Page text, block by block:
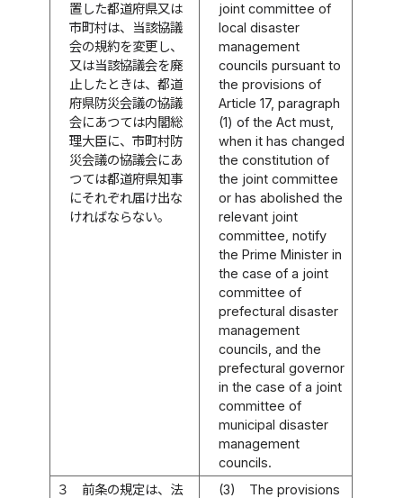
置した都道府県又は
市町村は、当該協議
会の規約を変更し、
又は当該協議会を廃
止したときは、都道
府県防災会議の協議
会にあつては内閣総
理大臣に、市町村防
災会議の協議会にあ
つては都道府県知事
にそれぞれ届け出な
ければならない。
joint committee of
local disaster
management
councils pursuant to
the provisions of
Article 17, paragraph
(1) of the Act must,
when it has changed
the constitution of
the joint committee
or has abolished the
relevant joint
committee, notify
the Prime Minister in
the case of a joint
committee of
prefectural disaster
management
councils, and the
prefectural governor
in the case of a joint
committee of
municipal disaster
management
councils.
３
前条の規定は、法
(3)
The provisions